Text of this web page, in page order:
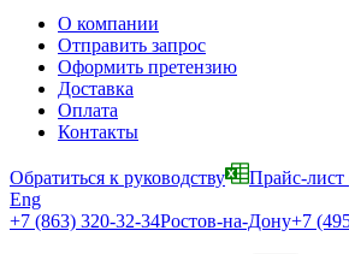
О компании
Отправить запрос
Оформить претензию
Доставка
Оплата
Контакты
Обратиться к руководству Прайс-лист
Eng
+7 (863) 320-32-34Ростов-на-Дону+7